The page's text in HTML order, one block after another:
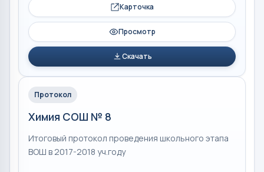
Карточка
Просмотр
Скачать
Протокол
Химия СОШ № 8
Итоговый протокол проведения школьного этапа
ВОШ в 2017-2018 уч.году